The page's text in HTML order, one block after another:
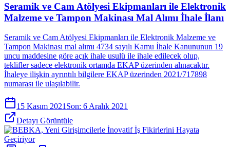
Seramik ve Cam Atölyesi Ekipmanları ile Elektronik
Malzeme ve Tampon Makinası Mal Alımı İhale İlanı
Seramik ve Cam Atölyesi Ekipmanları ile Elektronik Malzeme ve
Tampon Makinası mal alımı 4734 sayılı Kamu İhale Kanununun 19
uncu maddesine göre açık ihale usulü ile ihale edilecek olup,
teklifler sadece elektronik ortamda EKAP üzerinden alınacaktır.
İhaleye ilişkin ayrıntılı bilgilere EKAP üzerinden 2021/717898
numarası ile ulaşılabilir.
15 Kasım 2021 Son: 6 Aralık 2021
Detayı Görüntüle